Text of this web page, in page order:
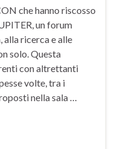
che hanno riscosso
un forum
alla ricerca e alle
solo. Questa
con altrettanti
volte, tra i
nella sala …